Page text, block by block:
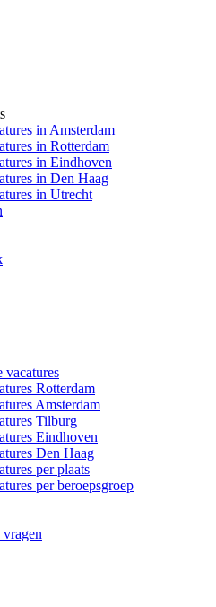
in Amsterdam
in Rotterdam
in Eindhoven
in Den Haag
in Utrecht
vacatures
Rotterdam
Amsterdam
Tilburg
Eindhoven
Den Haag
per plaats
per beroepsgroep
vragen